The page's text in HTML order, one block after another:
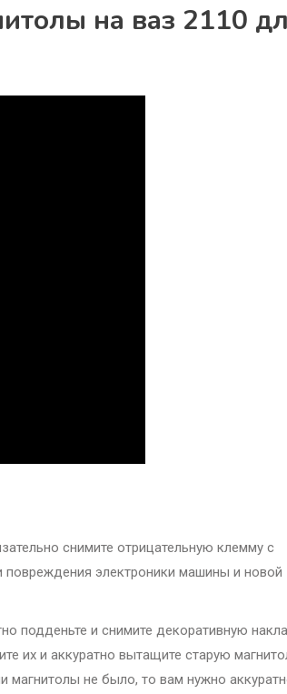
на ваз 2110
снимите отрицательную клемму с
повреждения электроники машины и новой
подденьте и снимите декоративную
их и аккуратно вытащите старую
магнитолы не было, то вам нужно